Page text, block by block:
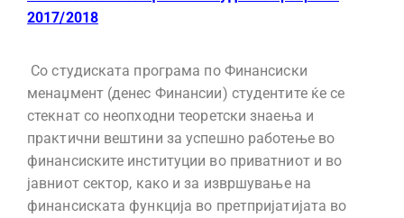
2017/2018
Со студиската програма по Финансиски
менаџмент (денес Финансии) студентите ќе се
стекнат со неопходни теоретски знаења и
практични вештини за успешно работење во
финансиските институции во приватниот и во
јавниот сектор, како и за извршување на
финансиската функција во претпријатијата во